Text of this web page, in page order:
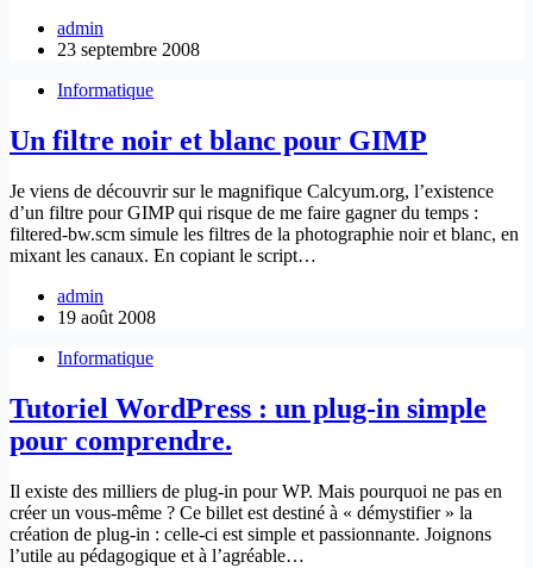
admin
23 septembre 2008
Informatique
Un filtre noir et blanc pour GIMP
Je viens de découvrir sur le magnifique Calcyum.org, l’existence
d’un filtre pour GIMP qui risque de me faire gagner du temps :
filtered-bw.scm simule les filtres de la photographie noir et blanc, en
mixant les canaux. En copiant le script…
admin
19 août 2008
Informatique
Tutoriel WordPress : un plug-in simple
pour comprendre.
Il existe des milliers de plug-in pour WP. Mais pourquoi ne pas en
créer un vous-même ? Ce billet est destiné à « démystifier » la
création de plug-in : celle-ci est simple et passionnante. Joignons
l’utile au pédagogique et à l’agréable…